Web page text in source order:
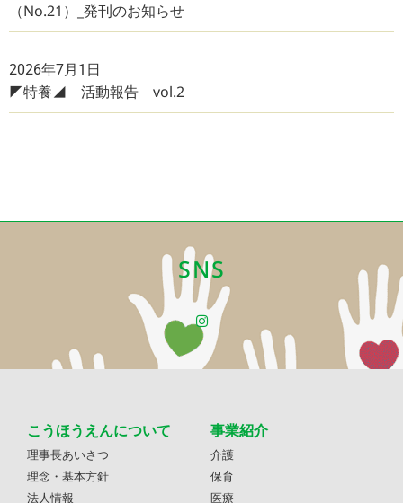
（No.21）_発刊のお知らせ
2026年7月1日
◤特養◢ 活動報告 vol.2
SNS
こうほうえんについて
理事長あいさつ
理念・基本方針
法人情報
事業紹介
介護
保育
医療